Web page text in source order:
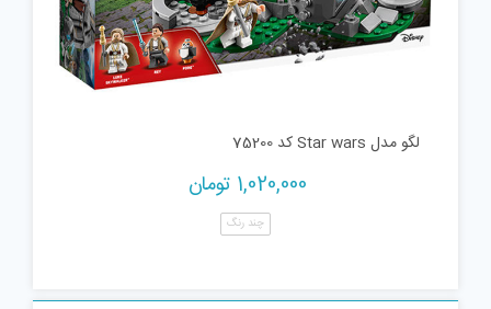
لگو مدل Star wars کد 75200
1,020,000 تومان
چند رنگ